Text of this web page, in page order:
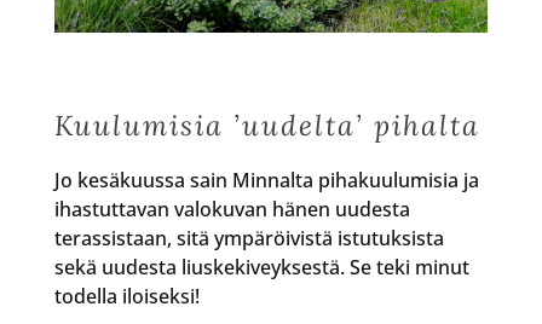
Kuulumisia ’uudelta’ pihalta
Jo kesäkuussa sain Minnalta pihakuulumisia ja
ihastuttavan valokuvan hänen uudesta
terassistaan, sitä ympäröivistä istutuksista
sekä uudesta liuskekiveyksestä. Se teki minut
todella iloiseksi!